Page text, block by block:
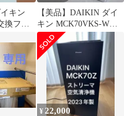
キン
換フィ
❗
【美品】DAIKIN ダイ
キン MCK70VKS-W
2019年製 ストリーマ
¥ 22,000